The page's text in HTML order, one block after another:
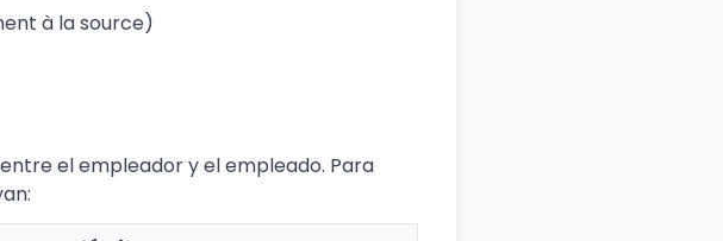
à la source)
el empleador y el empleado. Para